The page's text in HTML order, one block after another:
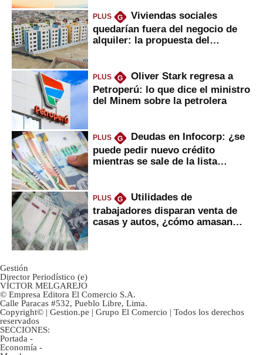
PLUS G
Viviendas sociales
quedarían fuera del negocio de
alquiler: la propuesta del
PLUS G
Oliver Stark regresa a
Petroperú: lo que dice el ministro
del Minem sobre la petrolera
PLUS G
Deudas en Infocorp: ¿se
puede pedir nuevo crédito
mientras se sale de la lista
PLUS G
Utilidades de
trabajadores disparan venta de
casas y autos, ¿cómo amasan
Gestión
Director Periodístico (e)
VÍCTOR MELGAREJO
© Empresa Editora El Comercio S.A.
Calle Paracas #532, Pueblo Libre, Lima.
Copyright© | Gestion.pe | Grupo El Comercio | Todos los derechos
reservados
SECCIONES:
Portada -
Economía -